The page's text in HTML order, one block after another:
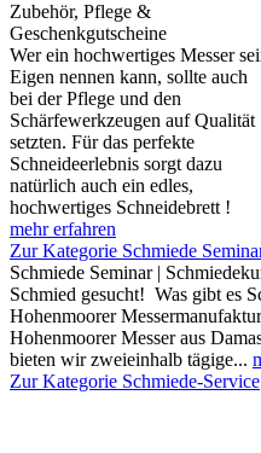
Zubehör, Pflege &
Geschenkgutscheine
Wer ein hochwertiges Messer
Eigen nennen kann, sollte auch
bei der Pflege und den
Schärfewerkzeugen auf Qualität
setzten. Für das perfekte
Schneideerlebnis sorgt dazu
natürlich auch ein edles,
hochwertiges Schneidebrett !
mehr erfahren
Zur Kategorie Schmiede
Schmiede Seminar |
Schmied gesucht! Was gibt es
Hohenmoorer
Hohenmoorer Messer aus
bieten wir zweieinhalb tägige...
Zur Kategorie Schmiede-Service